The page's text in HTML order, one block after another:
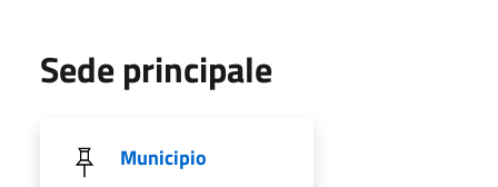
Sede principale
Municipio